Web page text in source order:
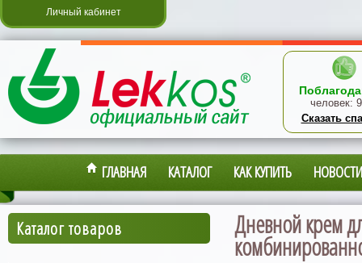
Личный кабинет
человек:
Сказать
ГЛАВНАЯ КАТАЛОГ КАК КУПИТЬ НОВОСТИ
Каталог товаров Дневной крем